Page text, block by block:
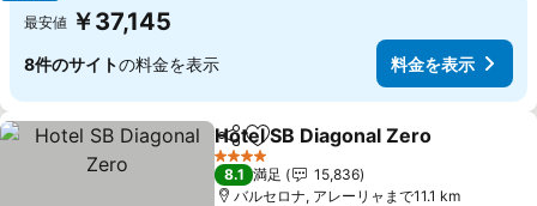
最安値 ￥37,145
8件のサイトの料金を表示 料金を表示
シェアお気に入りに追加
Hotel SB Diagonal Zero
4 ホテルのランク
8.1 満足
15,836
バルセロナ, アレーリャまで11.1 km